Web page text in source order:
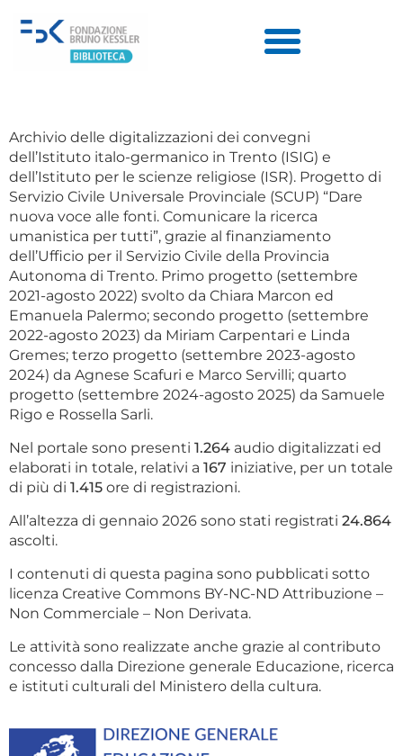
Archivio delle digitalizzazioni dei convegni
dell’Istituto italo-germanico in Trento (ISIG) e
dell’Istituto per le scienze religiose (ISR). Progetto di
Servizio Civile Universale Provinciale (SCUP) “Dare
nuova voce alle fonti. Comunicare la ricerca
umanistica per tutti”, grazie al finanziamento
dell’Ufficio per il Servizio Civile della Provincia
Autonoma di Trento. Primo progetto (settembre
2021-agosto 2022) svolto da Chiara Marcon ed
Emanuela Palermo; secondo progetto (settembre
2022-agosto 2023) da Miriam Carpentari e Linda
Gremes; terzo progetto (settembre 2023-agosto
2024) da Agnese Scafuri e Marco Servilli; quarto
progetto (settembre 2024-agosto 2025) da Samuele
Rigo e Rossella Sarli.
Nel portale sono presenti 1.264 audio digitalizzati ed
elaborati in totale, relativi a 167 iniziative, per un totale
di più di 1.415 ore di registrazioni.
All’altezza di gennaio 2026 sono stati registrati 24.864
ascolti.
I contenuti di questa pagina sono pubblicati sotto
licenza Creative Commons BY-NC-ND Attribuzione –
Non Commerciale – Non Derivata.
Le attività sono realizzate anche grazie al contributo
concesso dalla Direzione generale Educazione, ricerca
e istituti culturali del Ministero della cultura.